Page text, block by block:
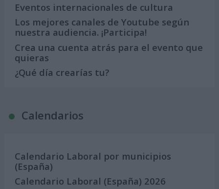
Eventos internacionales de cultura
Los mejores canales de Youtube según
nuestra audiencia. ¡Participa!
Crea una cuenta atrás para el evento que
quieras
¿Qué día crearías tu?
Calendarios
Calendario Laboral por municipios
(España)
Calendario Laboral (España) 2026